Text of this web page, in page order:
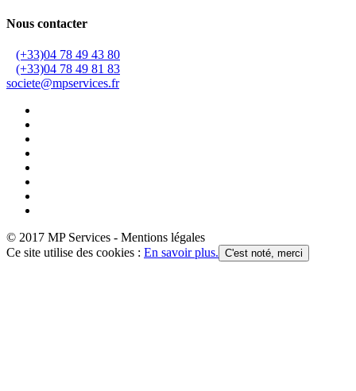
Nous contacter
(+33)04 78 49 43 80
(+33)04 78 49 81 83
societe@mpservices.fr
© 2017 MP Services - Mentions légales
Ce site utilise des cookies : En savoir plus. C'est noté, merci